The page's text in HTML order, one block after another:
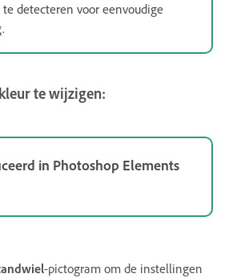
detecteren voor eenvoudige
te wijzigen:
in Photoshop Elements
-pictogram om de instellingen